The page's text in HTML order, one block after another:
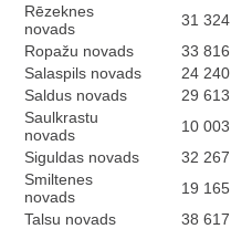
Rēzeknes
novads
31 324
Ropažu novads
33 816
Salaspils novads
24 240
Saldus novads
29 613
Saulkrastu
novads
10 003
Siguldas novads
32 267
Smiltenes
novads
19 165
Talsu novads
38 617